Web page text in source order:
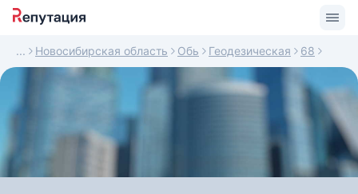
Новосибирская область Обь Геодезическая 68